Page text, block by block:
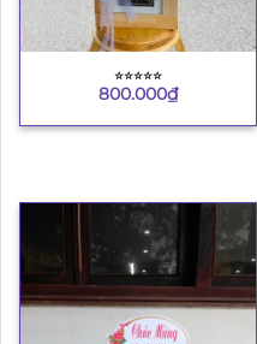
⭐︎⭐︎⭐︎⭐︎⭐︎
800.000₫